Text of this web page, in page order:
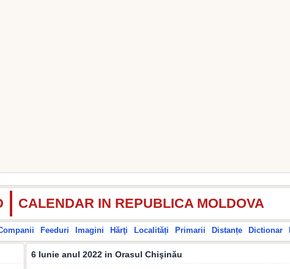
CALENDAR IN REPUBLICA MOLDOVA
Feeduri Imagini Hărţi Localități Primarii Distanțe Dictionar
6 Iunie anul 2022 in Orasul Chişinău